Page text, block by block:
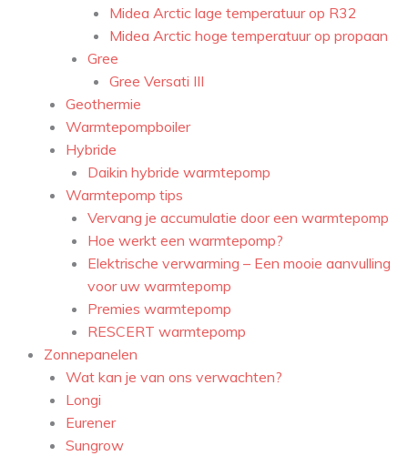
Midea Arctic lage temperatuur op R32
Midea Arctic hoge temperatuur op propaan
Gree
Gree Versati III
Geothermie
Warmtepompboiler
Hybride
Daikin hybride warmtepomp
Warmtepomp tips
Vervang je accumulatie door een warmtepomp
Hoe werkt een warmtepomp?
Elektrische verwarming – Een mooie aanvulling
voor uw warmtepomp
Premies warmtepomp
RESCERT warmtepomp
Zonnepanelen
Wat kan je van ons verwachten?
Longi
Eurener
Sungrow